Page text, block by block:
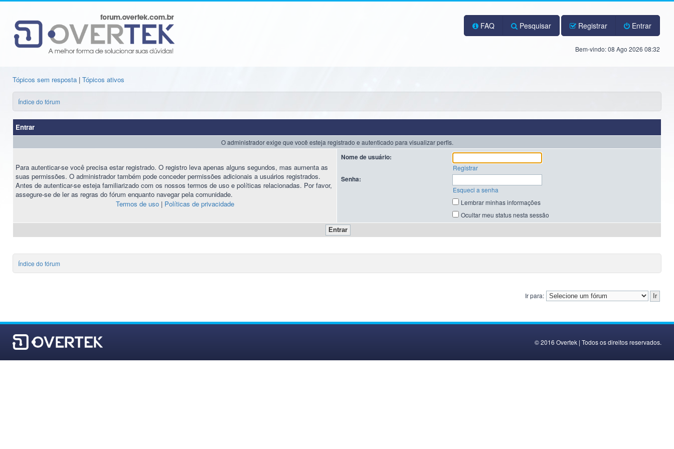
FAQ Pesquisar Registrar Entrar
Bem-vindo: 08 Ago 2026 08:32
Tópicos sem resposta | Tópicos ativos
Índice do fórum
Entrar
O administrador exige que você esteja registrado e autenticado para visualizar perfis.
Para autenticar-se você precisa estar registrado. O registro leva apenas alguns segundos, mas aumenta as
suas permissões. O administrador também pode conceder permissões adicionais a usuários registrados.
Antes de autenticar-se esteja familiarizado com os nossos termos de uso e políticas relacionadas. Por favor,
assegure-se de ler as regras do fórum enquanto navegar pela comunidade.
Termos de uso| Políticas de privacidade
Nome de usuário:
Registrar
Senha:
Esqueci a senha
Lembrar minhas informações
Ocultar meu status nesta sessão
Índice do fórum
Ir para:
© 2016 Overtek | Todos os direitos reservados.